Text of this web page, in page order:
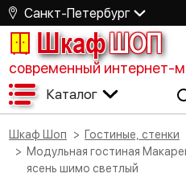
Санкт-Петербург
ШкафШОП
современный интернет-
Каталог
Шкаф Шоп Гостиные, стенки
Модульная гостиная Макарена ТВ 301 ясень шимо темный/
ясень шимо светлый